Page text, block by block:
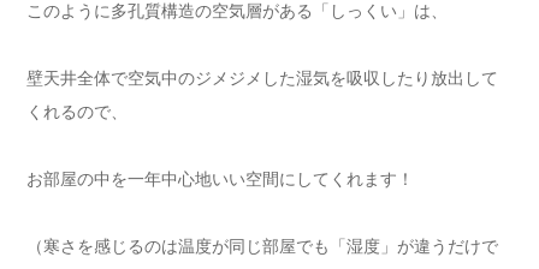
このように多孔質構造の空気層がある「しっくい」は、
壁天井全体で空気中のジメジメした湿気を吸収したり放出して
くれるので、
お部屋の中を一年中心地いい空間にしてくれます！
（寒さを感じるのは温度が同じ部屋でも「湿度」が違うだけで